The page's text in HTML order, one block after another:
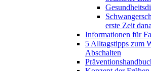
erste Zeit
Informationen für
5 Alltagstipps zum
Abschalten